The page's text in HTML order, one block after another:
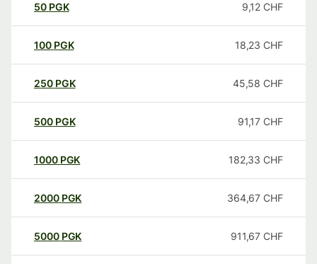
50 PGK 9,12 CHF
100 PGK 18,23 CHF
250 PGK 45,58 CHF
500 PGK 91,17 CHF
1000 PGK 182,33 CHF
2000 PGK 364,67 CHF
5000 PGK 911,67 CHF